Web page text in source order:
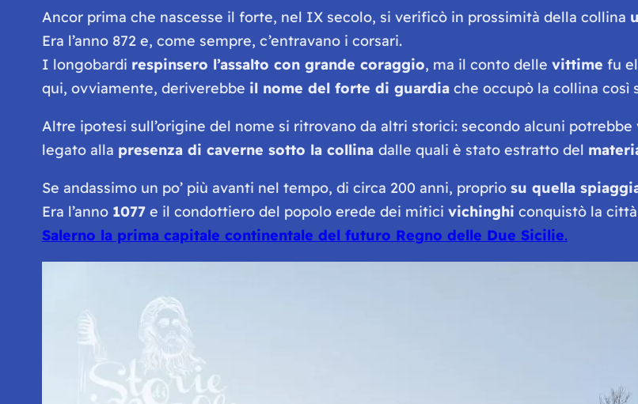
Ancor prima che nascesse il forte, nel IX secolo, si verificò in prossimità della collina
Era l’anno 872 e, come sempre, c’entravano i corsari.
I longobardi respinsero l’assalto con grande coraggio, ma il conto delle vittime fu
qui, ovviamente, deriverebbe il nome del forte di guardiache occupò la collina così
Altre ipotesi sull’origine del nome si ritrovano da altri storici: secondo alcuni potrebbe
legato alla presenza di caverne sotto la collina dalle quali è stato estratto del
Se andassimo un po’ più avanti nel tempo, di circa 200 anni, proprio su quella
Era l’anno 1077e il condottiero del popolo erede dei mitici vichinghi conquistò la
Salerno la prima capitale continentale del futuro Regno delle Due Sicilie.